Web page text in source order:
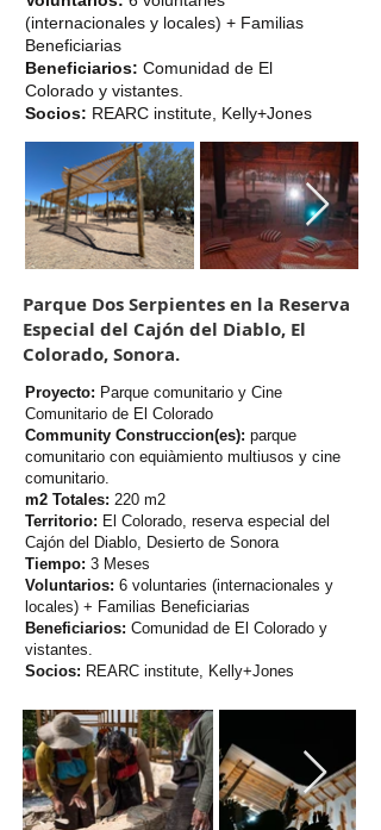
(internacionales y locales) + Familias
Beneficiarias
Beneficiarios: Comunidad de El
Colorado y vistantes.
Socios: REARC institute, Kelly+Jones
Parque Dos Serpientes en la Reserva
Especial del Cajón del Diablo, El
Colorado, Sonora.
Proyecto: Parque comunitario y Cine
Comunitario de El Colorado
Community Construccion(es): parque
comunitario con equiàmiento multiusos y cine
comunitario.
m2 Totales: 220 m2
Territorio: El Colorado, reserva especial del
Cajón del Diablo, Desierto de Sonora
Tiempo: 3 Meses
Voluntarios: 6 voluntaries (internacionales y
locales) + Familias Beneficiarias
Beneficiarios: Comunidad de El Colorado y
vistantes.
Socios: REARC institute, Kelly+Jones